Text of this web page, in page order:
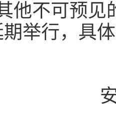
他不可预见
举行，具